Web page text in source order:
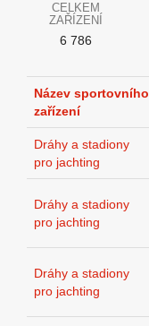
CELKEM
ZAŘÍZENÍ
6 786
Název sportovního
zařízení
Dráhy a stadiony
pro jachting
Dráhy a stadiony
pro jachting
Dráhy a stadiony
pro jachting